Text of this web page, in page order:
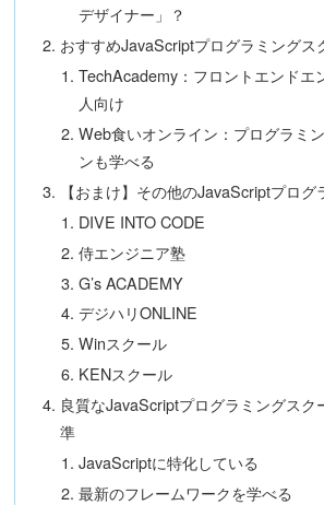
デザイナー」？
おすすめJavaScriptプログラミングス
TechAcademy：フロントエンドエ
人向け
Web食いオンライン：プログラミ
ンも学べる
【おまけ】その他のJavaScriptプロ
DIVE INTO CODE
侍エンジニア塾
G’s ACADEMY
デジハリONLINE
Winスクール
KENスクール
良質なJavaScriptプログラミングスク
準
JavaScriptに特化している
最新のフレームワークを学べる